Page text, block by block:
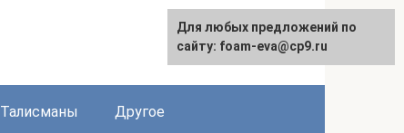
Талисманы Другое
Для любых предложений по
сайту: foam-eva@cp9.ru